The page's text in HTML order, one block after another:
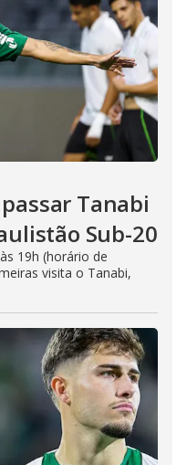
Tanabi
Sub-20
19h (horário de
visita o Tanabi,